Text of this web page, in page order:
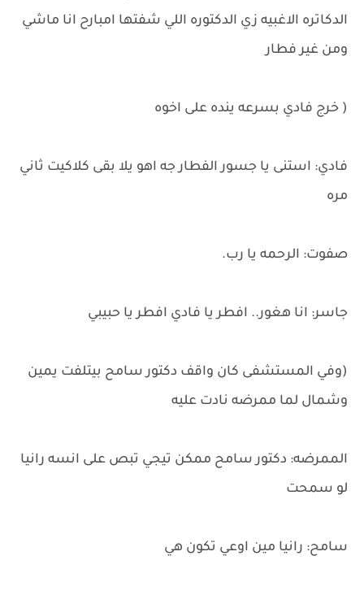
الدكاتره الاغبيه زي الدكتوره اللي شفتها امبارح انا ماشي
ومن غير فطار
( خرج فادي بسرعه ينده على اخوه
فادي: استنى يا جسور الفطار جه اهو يلا بقى كلاكيت ثاني
مره
صفوت: الرحمه يا رب.
جاسر: انا هغور.. افطر يا فادي افطر يا حبيبي
(وفي المستشفى كان واقف دكتور سامح بيتلفت يمين
وشمال لما ممرضه نادت عليه
الممرضه: دكتور سامح ممكن تيجي تبص على انسه رانيا
لو سمحت
سامح: رانيا مين اوعي تكون هي